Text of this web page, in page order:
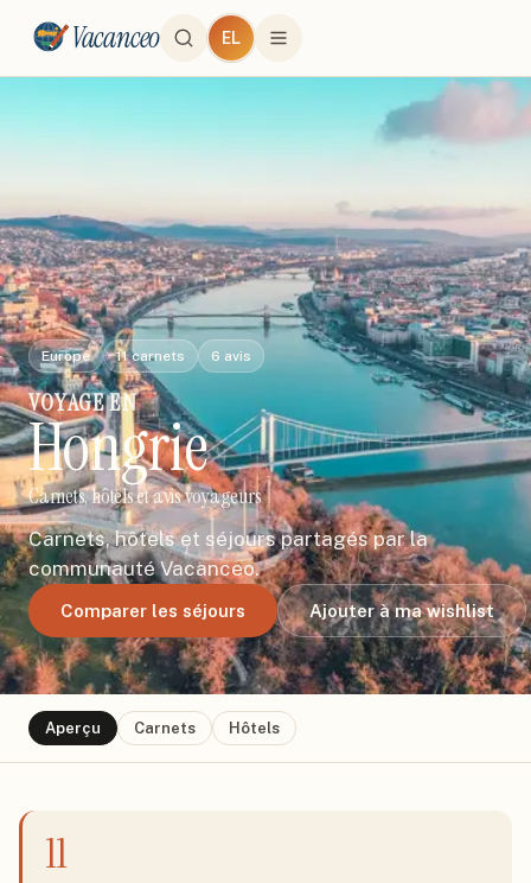
Vacanceo EL
Europe 11carnets 6 avis
VOYAGEEN
Hongrie
Carnets, hôtels et avis voyageurs
Carnets, hôtels et séjours partagés par la
communauté Vacanceo.
Comparer les séjours Ajouter à ma wishlist
Aperçu Carnets Hôtels
11